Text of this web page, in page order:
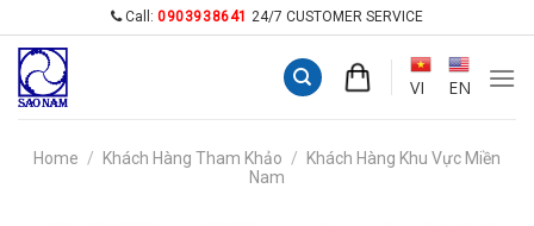
content
Call: 0903938641 24/7 CUSTOMER SERVICE
VI EN
Home / Khách Hàng Tham Khảo /
Khách Hàng Khu Vực Miền
Nam